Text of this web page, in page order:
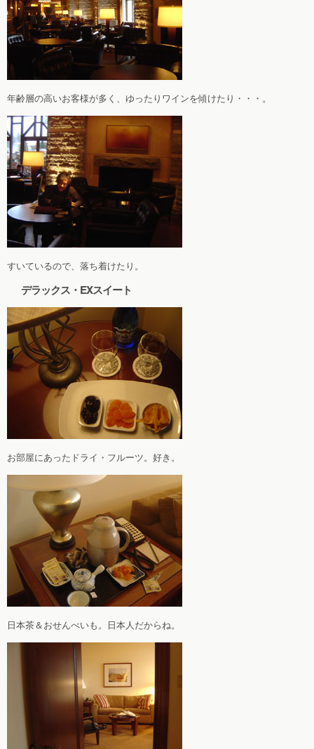
年齢層の高いお客様が多く、ゆったりワインを傾けたり・・・。
すいているので、落ち着けたり。
デラックス・EXスイート
お部屋にあったドライ・フルーツ。好き。
日本茶＆おせんべいも。日本人だからね。